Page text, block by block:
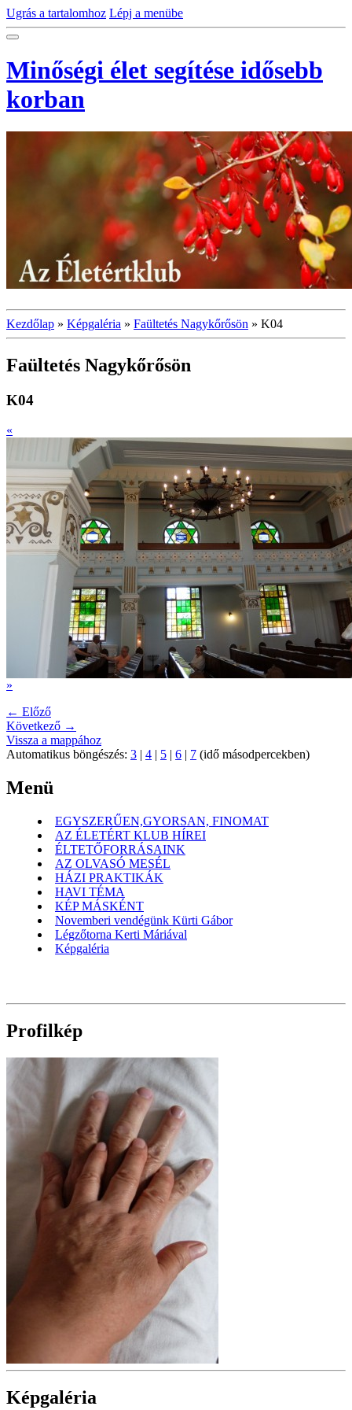
Ugrás a tartalomhoz Lépj a menübe
Minőségi élet segítése idősebb
korban
Kezdőlap » Képgaléria » Faültetés Nagykőrősön » K04
Faültetés Nagykőrősön
K04
«
»
← Előző
Következő →
Vissza a mappához
Automatikus böngészés: 3 | 4 | 5 | 6 | 7 (idő másodpercekben)
Menü
EGYSZERŰEN,GYORSAN, FINOMAT
AZ ÉLETÉRT KLUB HÍREI
ÉLTETŐFORRÁSAINK
AZ OLVASÓ MESÉL
HÁZI PRAKTIKÁK
HAVI TÉMA
KÉP MÁSKÉNT
Novemberi vendégünk Kürti Gábor
Légzőtorna Kerti Máriával
Képgaléria
Profilkép
Képgaléria